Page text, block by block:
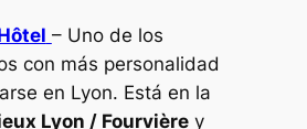
– Uno de los
con más personalidad
en Lyon. Está en la
Lyon / Fourvièrey